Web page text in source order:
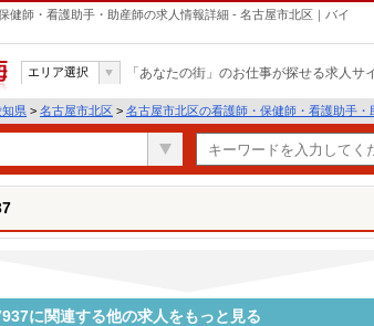
健師・看護助手・助産師の求人情報詳細 - 名古屋市北区｜バイ
エリア選択 「あなたの街」のお仕事が探せる求人サ
知県 > 名古屋市北区 > 名古屋市北区の看護師・保健師・看護助手・
に関連する他の求人をもっと見る